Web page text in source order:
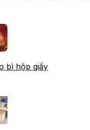
bì hộp giấy